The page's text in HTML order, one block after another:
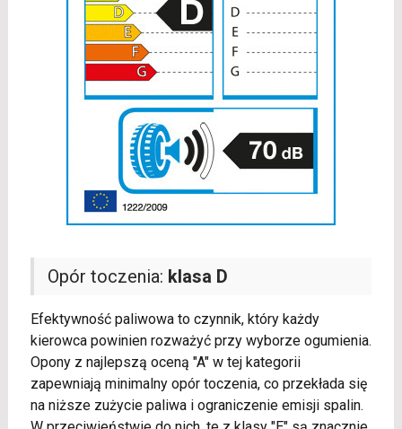
Opór toczenia: klasa D
Efektywność paliwowa to czynnik, który każdy
kierowca powinien rozważyć przy wyborze ogumienia.
Opony z najlepszą oceną "A" w tej kategorii
zapewniają minimalny opór toczenia, co przekłada się
na niższe zużycie paliwa i ograniczenie emisji spalin.